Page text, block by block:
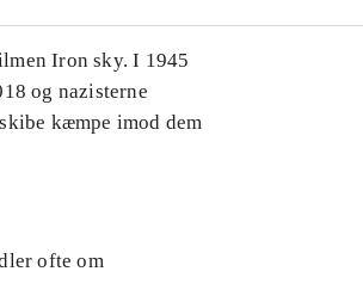
Iron sky. I 1945
og nazisterne
kæmpe imod dem
ofte om